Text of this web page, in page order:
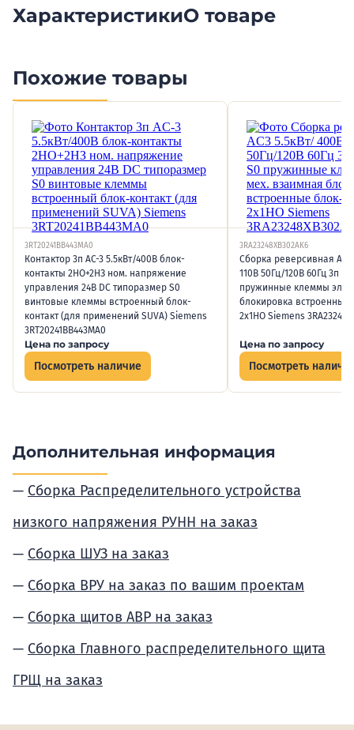
ХарактеристикиО товаре
Похожие товары
3RT20241BB443MA0
Контактор 3п AC-3 5.5кВт/400В блок-
контакты 2НО+2НЗ ном. напряжение
управления 24В DC типоразмер S0
винтовые клеммы встроенный блок-
контакт (для применений SUVA) Siemens
3RT20241BB443MA0
Цена по запросу
Посмотреть наличие
3RA23248XB302AK6
Сборка реверсивная AC3
110В 50Гц/120В 60Гц 3п
пружинные клеммы эл.
блокировка встроенные
2х1НО Siemens
Цена по запросу
Посмотреть
Дополнительная информация
Сборка Распределительного устройства
низкого напряжения РУНН на заказ
Сборка ШУЗ на заказ
Сборка ВРУ на заказ по вашим проектам
Сборка щитов АВР на заказ
Сборка Главного распределительного щита
ГРЩ на заказ